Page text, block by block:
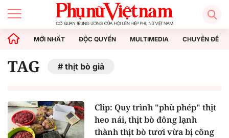
MỚI NHẤT ĐỘC QUYỀN MULTIMEDIA CHUYÊN ĐỀ
TAG thịt bò giả
Clip: Quy trình "phù phép" thịt
heo nái, thịt bò đông lạnh
thành thịt bò tươi vừa bị công